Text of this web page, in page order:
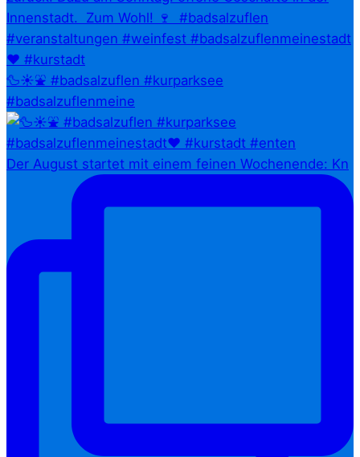
🦆☀️⛲ #badsalzuflen #kurparksee
#badsalzuflenmeine
Der August startet mit einem feinen Wochenende: Kn